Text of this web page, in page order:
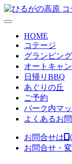
コンテンツへスキ
メ
イ
HOME
コテージ
グランピング
オートキャ
日帰りBBQ
あぐりの丘
ご予約
パーク内マ
よくあるお
お問合せは
お問合せ・